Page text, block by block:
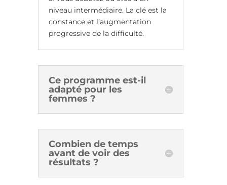
niveau intermédiaire. La clé est la
constance et l’augmentation
progressive de la difficulté.
Ce programme est-il
adapté pour les
femmes ?
Combien de temps
avant de voir des
résultats ?